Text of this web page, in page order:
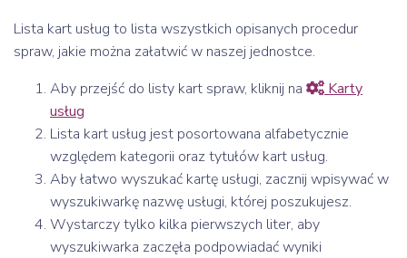
Lista kart usług to lista wszystkich opisanych procedur
spraw, jakie można załatwić w naszej jednostce.
Aby przejść do listy kart spraw, kliknij na
Karty
usług
Lista kart usług jest posortowana alfabetycznie
względem kategorii oraz tytułów kart usług.
Aby łatwo wyszukać kartę usługi, zacznij wpisywać w
wyszukiwarkę nazwę usługi, której poszukujesz.
Wystarczy tylko kilka pierwszych liter, aby
wyszukiwarka zaczęła podpowiadać wyniki